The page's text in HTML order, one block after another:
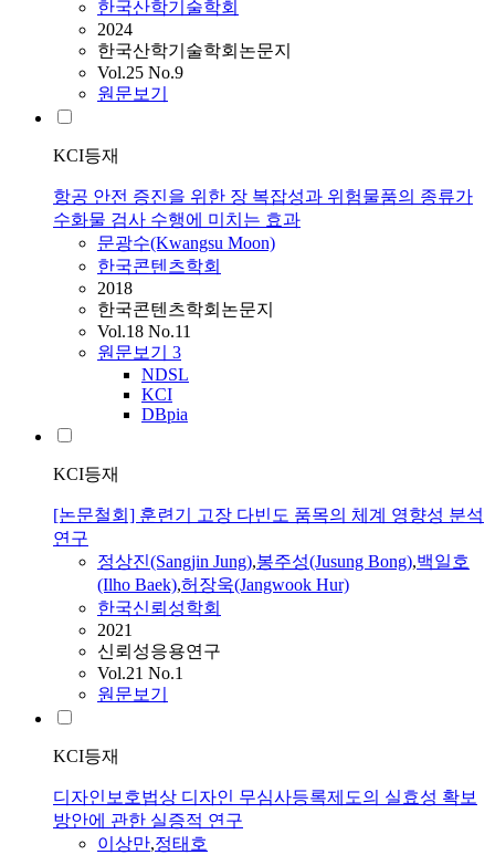
한국산학기술학회
2024
한국산학기술학회논문지
Vol.25 No.9
원문보기
KCI등재
항공 안전 증진을 위한 장 복잡성과 위험물품의 종류가
수화물 검사 수행에 미치는 효과
문광수(Kwangsu Moon)
한국콘텐츠학회
2018
한국콘텐츠학회논문지
Vol.18 No.11
원문보기 3
NDSL
KCI
DBpia
KCI등재
[논문철회] 훈련기 고장 다빈도 품목의 체계 영향성 분석
연구
정상진(Sangjin Jung),봉주성(Jusung Bong),백일호
(Ilho Baek),허장욱(Jangwook Hur)
한국신뢰성학회
2021
신뢰성응용연구
Vol.21 No.1
원문보기
KCI등재
디자인보호법상 디자인 무심사등록제도의 실효성 확보
방안에 관한 실증적 연구
이상만,정태호